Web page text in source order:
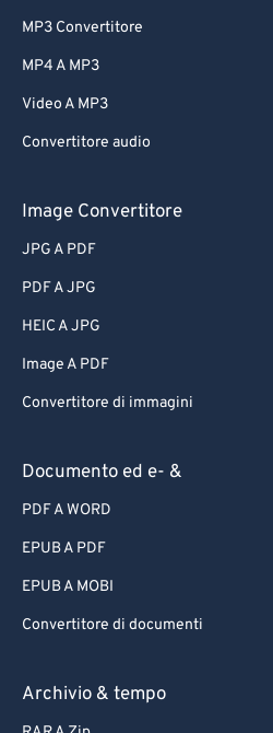
MP3 Convertitore
MP4 A MP3
Video A MP3
Convertitore audio
Image Convertitore
JPG A PDF
PDF A JPG
HEIC A JPG
Image A PDF
Convertitore di immagini
Documento ed e- &
PDF A WORD
EPUB A PDF
EPUB A MOBI
Convertitore di documenti
Archivio & tempo